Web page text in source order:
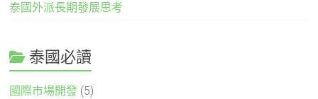
泰國外派長期發展思考
泰國必讀
國際市場開發 (5)